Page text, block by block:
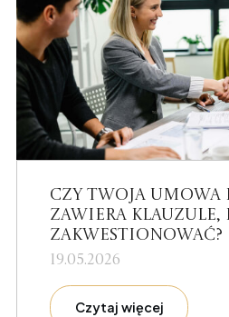
Czy Twoja
zawiera klauzule,
zakwestionować?
19.05.2026
Czytaj więcej